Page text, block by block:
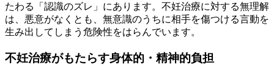
たわる「認識のズレ」にあります。不妊治療に対する無理解
は、悪意がなくとも、無意識のうちに相手を傷つける言動を
生み出してしまう危険性をはらんでいます。
不妊治療がもたらす身体的・精神的負担